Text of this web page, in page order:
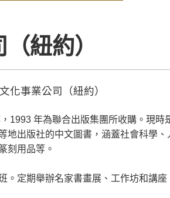
紐約）
化事業公司（紐約）
1993 年為聯合出版集團所收購。現
地出版社的中文圖書，涵蓋社會科學
刻用品等。
。定期舉辦名家書畫展、工作坊和講